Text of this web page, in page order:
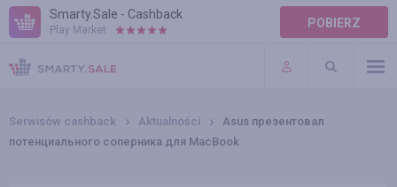
Smarty.Sale - Cashback
Play Market: POBIERZ
POMOC
WARUNKI
Serwisów cashback Aktualności
Asus презентовал
потенциального соперника для MacBook